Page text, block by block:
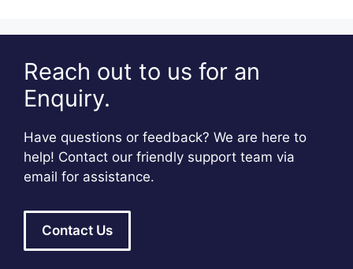
Reach out to us for an
Enquiry.
Have questions or feedback? We are here to
help! Contact our friendly support team via
email for assistance.
Contact Us